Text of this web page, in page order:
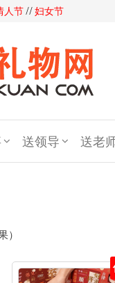
人节//妇女节
送领导 送老
）